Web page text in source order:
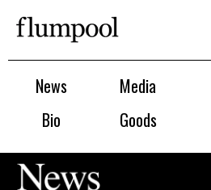
News Media
Bio
Goods